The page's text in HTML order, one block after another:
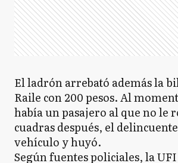
El ladrón arrebató además la
Raile con 200 pesos. Al
había un pasajero al que no le
cuadras después, el
vehículo y huyó.
Según fuentes policiales, la